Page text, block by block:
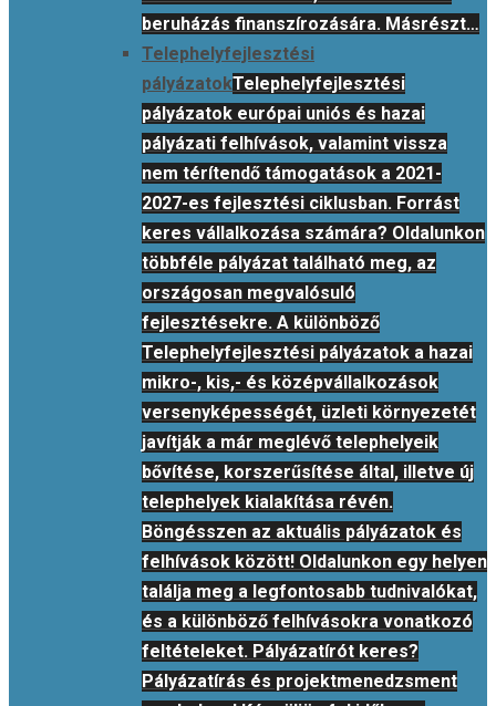
beruházás finanszírozására. Másrészt…
Telephelyfejlesztési
pályázatokTelephelyfejlesztési
pályázatok európai uniós és hazai
pályázati felhívások, valamint vissza
nem térítendő támogatások a 2021-
2027-es fejlesztési ciklusban. Forrást
keres vállalkozása számára? Oldalunkon
többféle pályázat található meg, az
országosan megvalósuló
fejlesztésekre. A különböző
Telephelyfejlesztési pályázatok a hazai
mikro-, kis,- és középvállalkozások
versenyképességét, üzleti környezetét
javítják a már meglévő telephelyeik
bővítése, korszerűsítése által, illetve új
telephelyek kialakítása révén.
Böngésszen az aktuális pályázatok és
felhívások között! Oldalunkon egy helyen
találja meg a legfontosabb tudnivalókat,
és a különböző felhívásokra vonatkozó
feltételeket. Pályázatírót keres?
Pályázatírás és projektmenedzsment